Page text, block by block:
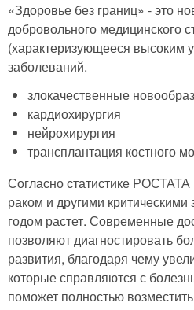
«Здоровье без границ» - это
добровольного медицинского
(характеризующееся высоким
заболеваний.
злокачественные
кардиохирургия
нейрохирургия
трансплантация костного
Согласно статистике
раком и другими
годом растет. Современные
позволяют диагностировать
развития, благодаря чему
которые справляются с
поможет полностью